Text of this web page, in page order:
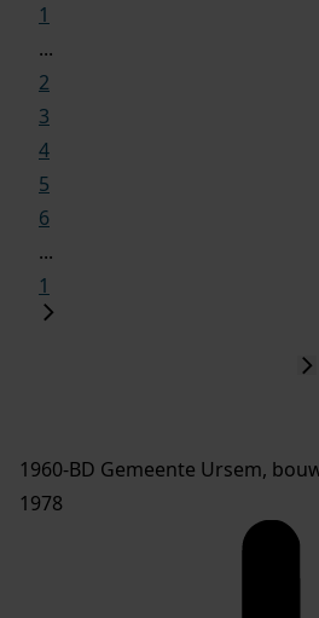
1
...
2
3
4
5
6
...
1
1960-BD Gemeente Ursem,
1978